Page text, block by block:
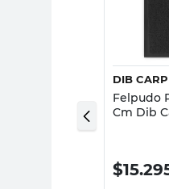
Cm Cm Soft
DIB
Felpudo
Cm Dib
$